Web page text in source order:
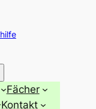
Fächer
Kontakt